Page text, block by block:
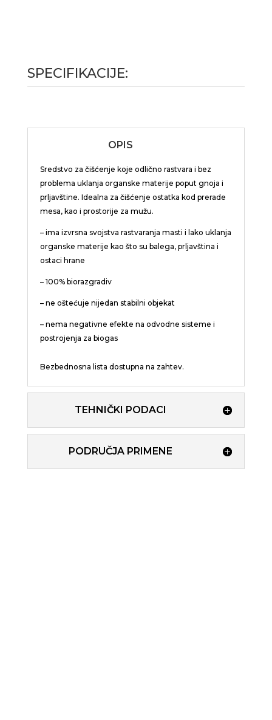
SPECIFIKACIJE:
OPIS
Sredstvo za čišćenje koje odlično rastvara i bez
problema uklanja organske materije poput gnoja i
prljavštine. Idealna za čišćenje ostatka kod prerade
mesa, kao i prostorije za mužu.
– ima izvrsna svojstva rastvaranja masti i lako uklanja
organske materije kao što su balega, prljavština i
ostaci hrane
– 100% biorazgradiv
– ne oštećuje nijedan stabilni objekat
– nema negativne efekte na odvodne sisteme i
postrojenja za biogas
Bezbednosna lista dostupna na zahtev.
TEHNIČKI PODACI
PODRUČJA PRIMENE